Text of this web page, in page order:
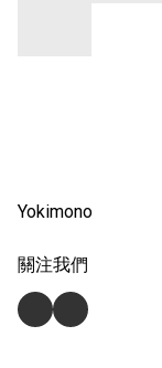
Yokimono
關注我們